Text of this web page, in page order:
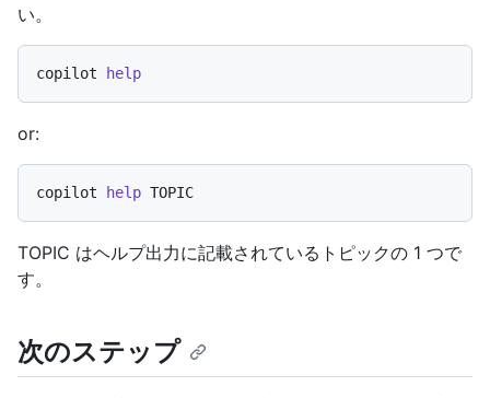
い。
copilot help
or:
copilot help
TOPIC はヘルプ出力に記載されているトピックの 1 つで
す。
次のステップ